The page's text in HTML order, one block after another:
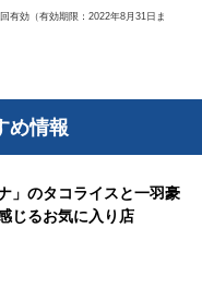
有効（有効期限：2022年8月31日ま
め情報
」のタコライスと一羽豪
じるお気に入り店